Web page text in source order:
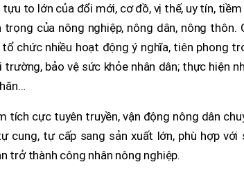
to lớn của đổi mới, cơ đồ, vị thế, uy tín,
của nông nghiệp, nông dân, nông thôn.
chức nhiều hoạt động ý nghĩa, tiên phong
bảo vệ sức khỏe nhân dân; thực hiện
tích cực tuyên truyền, vận động nông dân
tự cấp sang sản xuất lớn, phù hợp với
trở thành công nhân nông nghiệp.